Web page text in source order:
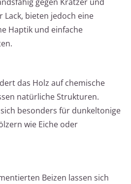
Lack, bieten jedoch eine
Haptik und einfache
das Holz auf chemische
natürliche Strukturen.
besonders für dunkeltonige
wie Eiche oder
Beizen lassen sich